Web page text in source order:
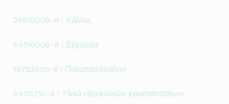
24910000-6 | Κόλλες
44510000-8 | Εργαλεία
19732000-6 | Πολυπροπυλένιο
44115210-4 | Υλικά υδραυλικών εγκαταστάσεων